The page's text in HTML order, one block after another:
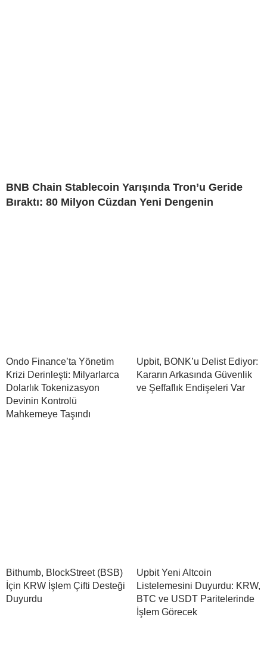
BNB Chain Stablecoin Yarışında Tron’u Geride
Bıraktı: 80 Milyon Cüzdan Yeni Dengenin
Ondo Finance’ta Yönetim
Krizi Derinleşti: Milyarlarca
Dolarlık Tokenizasyon
Devinin Kontrolü
Mahkemeye Taşındı
Upbit, BONK’u Delist Ediyor:
Kararın Arkasında Güvenlik
ve Şeffaflık Endişeleri Var
Bithumb, BlockStreet (BSB)
İçin KRW İşlem Çifti Desteği
Duyurdu
Upbit Yeni Altcoin
Listelemesini Duyurdu: KRW,
BTC ve USDT Paritelerinde
İşlem Görecek